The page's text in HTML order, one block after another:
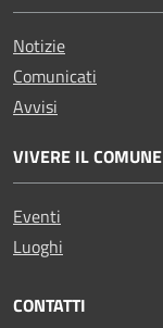
Notizie
Comunicati
Avvisi
VIVERE IL COMUNE
Eventi
Luoghi
CONTATTI